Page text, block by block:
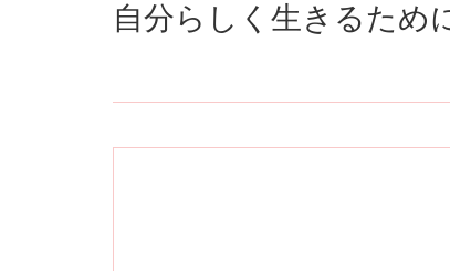
自分らしく生きるため